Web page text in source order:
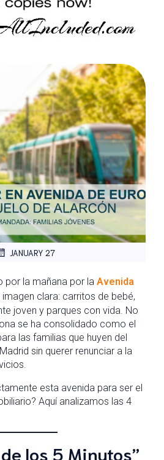
JANUARY 27
por la mañana por la Avenida
imagen clara: carritos de bebé,
joven y parques con vida. No
se ha consolidado como el
las familias que huyen del
sin querer renunciar a la
esta avenida para ser el
Aquí analizamos las 4
de los 5 Minutos”